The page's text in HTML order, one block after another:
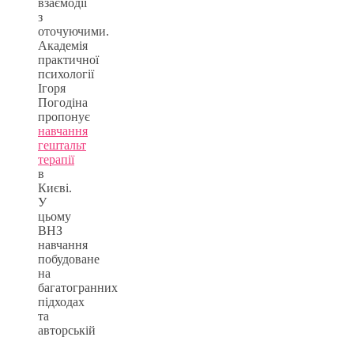
з
оточуючими.
Академія
практичної
психології
Ігоря
Погодіна
пропонує
навчання
гештальт
терапії
в
Києві.
У
цьому
ВНЗ
навчання
побудоване
на
багатогранних
підходах
та
авторській